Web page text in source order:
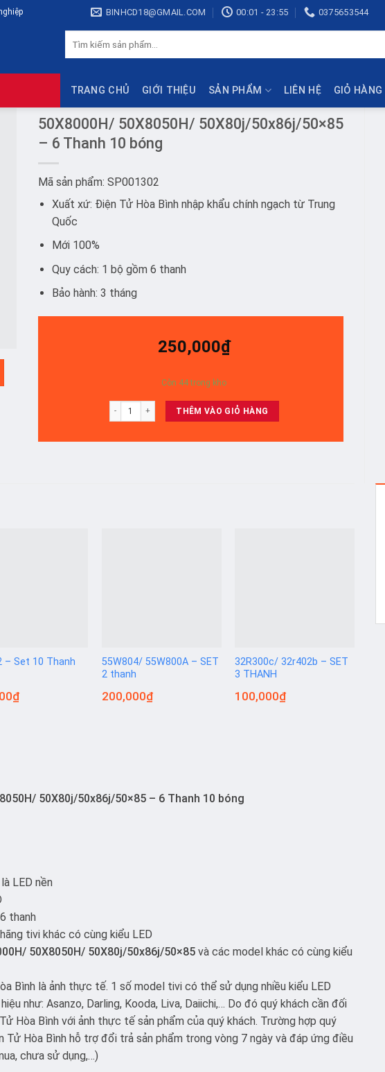
BINHCD18@GMAIL.COM 00:01 - 23:55 0375653544
kiếm:
TRANG CHỦ GIỚI THIỆU SẢN PHẨM LIÊN HỆ GIỎ HÀNG
50X8000H/ 50X8050H/ 50X80j/50x86j/50×85
– 6 Thanh 10 bóng
Mã sản phẩm: SP001302
Xuất xứ: Điện Tử Hòa Bình nhập khẩu chính ngạch từ Trung
Quốc
Mới 100%
Quy cách: 1 bộ gồm 6 thanh
Bảo hành: 3 tháng
250,000₫
Còn 44 trong kho
50X8000H/ 50X8050H/ 50X80j/50x86j/50x85 - 6 Thanh 10 bóng số lượng
THÊM VÀO GIỎ HÀNG
– Set 10 Thanh
₫
55W804/ 55W800A – SET
2 thanh
200,000₫
32R300c/ 32r402b – SET
3 THANH
100,000₫
50X80j/50x86j/50×85 – 6 Thanh 10 bóng
LED nền
thanh
tivi khác có cùng kiểu LED
50X8050H/ 50X80j/50x86j/50×85 và các model khác có cùng kiểu
Bình là ảnh thực tế. 1 số model tivi có thể sử dụng nhiều kiểu LED
như: Asanzo, Darling, Kooda, Liva, Daiichi,… Do đó quý khách cần đối
Hòa Bình với ảnh thực tế sản phẩm của quý khách. Trường hợp quý
Tử Hòa Bình hỗ trợ đổi trả sản phẩm trong vòng 7 ngày và đáp ứng điều
chưa sử dụng,…)